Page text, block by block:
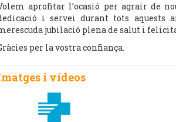
aprofitar l’ocasió per agrair de
i servei durant tots aquests
jubilació plena de salut i
per la vostra confiança.
i vídeos